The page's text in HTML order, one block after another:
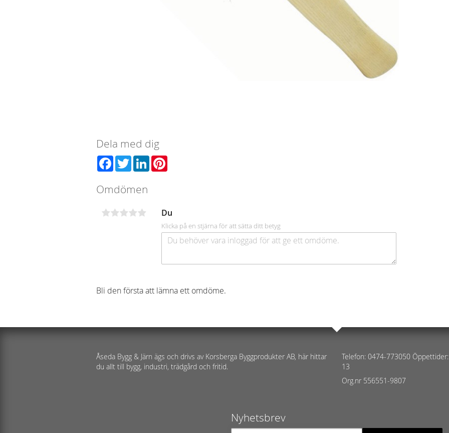
Dela med dig
Facebook
TwitterLinkedIn
Omdömen
Du
Klicka på en stjärna för att sätta ditt betyg
Bli den första att lämna ett omdöme.
Åseda Bygg & Järn ägs och drivs av Korsberga Byggprodukter AB, här hittar
du allt till bygg, industri, trädgård och fritid.
Telefon: 0474-773050
13
Org.nr 556551-9807
Nyhetsbrev